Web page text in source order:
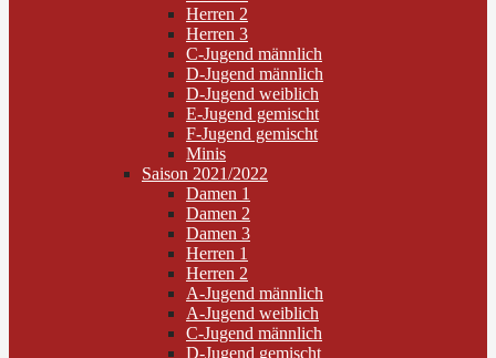
Herren 2
Herren 3
C-Jugend männlich
D-Jugend männlich
D-Jugend weiblich
E-Jugend gemischt
F-Jugend gemischt
Minis
Saison 2021/2022
Damen 1
Damen 2
Damen 3
Herren 1
Herren 2
A-Jugend männlich
A-Jugend weiblich
C-Jugend männlich
D-Jugend gemischt